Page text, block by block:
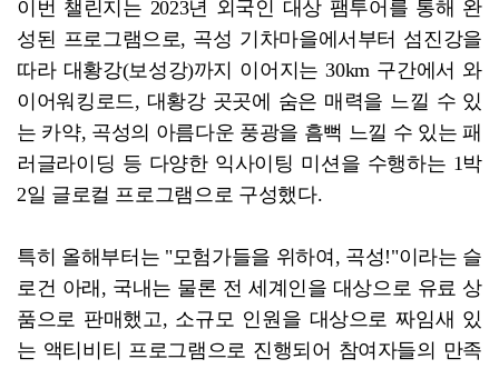
이번 챌린지는 2023년 외국인 대상 팸투어를 통해 완
성된 프로그램으로, 곡성 기차마을에서부터 섬진강을
따라 대황강(보성강)까지 이어지는 30km 구간에서 와
이어워킹로드, 대황강 곳곳에 숨은 매력을 느낄 수 있
는 카약, 곡성의 아름다운 풍광을 흠뻑 느낄 수 있는 패
러글라이딩 등 다양한 익사이팅 미션을 수행하는 1박
2일 글로컬 프로그램으로 구성했다.
특히 올해부터는 "모험가들을 위하여, 곡성!"이라는 슬
로건 아래, 국내는 물론 전 세계인을 대상으로 유료 상
품으로 판매했고, 소규모 인원을 대상으로 짜임새 있
는 액티비티 프로그램으로 진행되어 참여자들의 만족